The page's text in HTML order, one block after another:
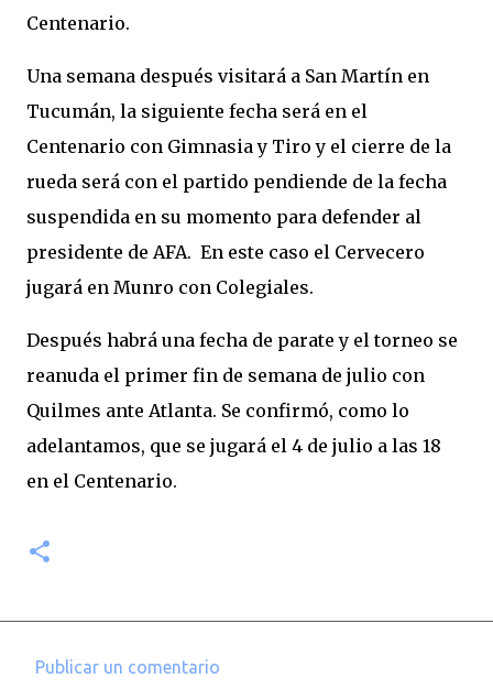
Centenario.
Una semana después visitará a San Martín en
Tucumán, la siguiente fecha será en el
Centenario con Gimnasia y Tiro y el cierre de la
rueda será con el partido pendiende de la fecha
suspendida en su momento para defender al
presidente de AFA. En este caso el Cervecero
jugará en Munro con Colegiales.
Después habrá una fecha de parate y el torneo se
reanuda el primer fin de semana de julio con
Quilmes ante Atlanta. Se confirmó, como lo
adelantamos, que se jugará el 4 de julio a las 18
en el Centenario.
Publicar un comentario